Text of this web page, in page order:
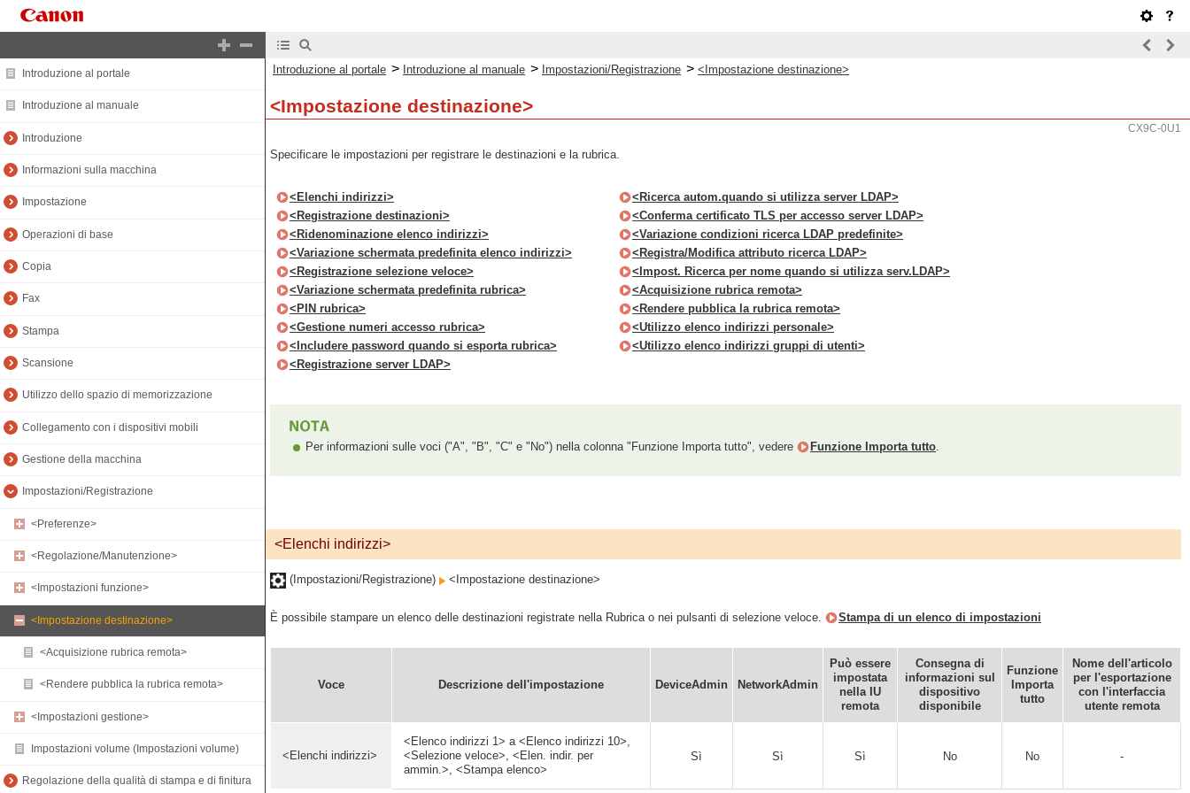
Introduzione al portale
Introduzione al manuale
Introduzione
Informazioni sulla macchina
Impostazione
Operazioni di base
Copia
Fax
Stampa
Scansione
Utilizzo dello spazio di memorizzazione
Collegamento con i dispositivi mobili
Gestione della macchina
Impostazioni/Registrazione
<Preferenze>
<Regolazione/Manutenzione>
<Impostazioni funzione>
<Impostazione destinazione>
<Acquisizione rubrica remota>
<Rendere pubblica la rubrica remota>
<Impostazioni gestione>
Impostazioni volume (Impostazioni volume)
Regolazione della qualità di stampa e di finitura
Introduzione al portale > Introduzione al manuale > Impostazioni/Registrazione > <Impostazione destinazione>
<Impostazione destinazione>
CX9C-0U1
Specificare le impostazioni per registrare le destinazioni e la rubrica.
<Elenchi indirizzi>
<Registrazione destinazioni>
<Ridenominazione elenco indirizzi>
<Variazione schermata predefinita elenco indirizzi>
<Registrazione selezione veloce>
<Variazione schermata predefinita rubrica>
<PIN rubrica>
<Gestione numeri accesso rubrica>
<Includere password quando si esporta rubrica>
<Registrazione server LDAP>
<Ricerca autom.quando si utilizza server LDAP>
<Conferma certificato TLS per accesso server LDAP>
<Variazione condizioni ricerca LDAP predefinite>
<Registra/Modifica attributo ricerca LDAP>
<Impost. Ricerca per nome quando si utilizza serv.LDAP>
<Acquisizione rubrica remota>
<Rendere pubblica la rubrica remota>
<Utilizzo elenco indirizzi personale>
<Utilizzo elenco indirizzi gruppi di utenti>
Per informazioni sulle voci ("A", "B", "C" e "No") nella colonna "Funzione Importa tutto", vedere Funzione Importa tutto.
<Elenchi indirizzi>
(Impostazioni/Registrazione) <Impostazione destinazione>
È possibile stampare un elenco delle destinazioni registrate nella Rubrica o nei pulsanti di selezione veloce. Stampa di un elenco di impostazioni
Voce Descrizione dell'impostazione DeviceAdmin NetworkAdmin
Può essere
impostata
nella IU
remota
Consegna di
informazioni sul
dispositivo
disponibile
Funzione
Importa
tutto
Nome dell'articolo
per l'esportazione
con l'interfaccia
utente remota
<Elenchi indirizzi>
<Elenco indirizzi 1> a <Elenco indirizzi 10>,
<Selezione veloce>, <Elen. indir. per
ammin.>, <Stampa elenco>
Sì Sì Sì No No -